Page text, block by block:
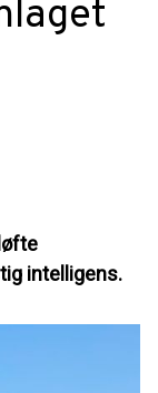
intelligens.